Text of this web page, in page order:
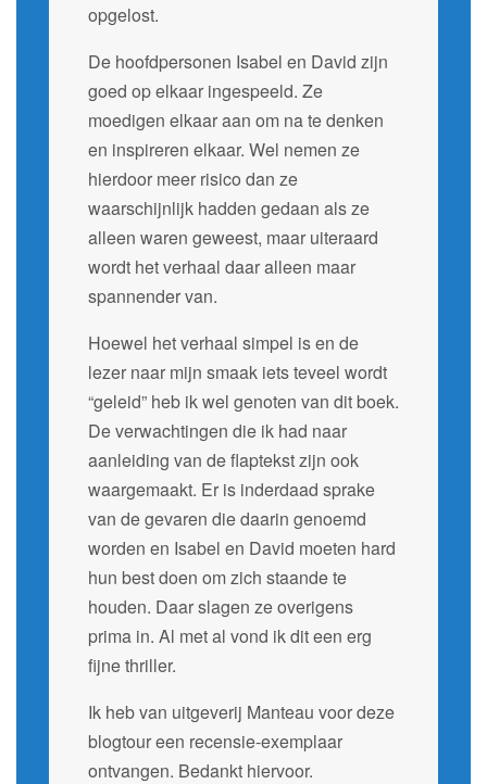
opgelost.
De hoofdpersonen Isabel en David zijn
goed op elkaar ingespeeld. Ze
moedigen elkaar aan om na te denken
en inspireren elkaar. Wel nemen ze
hierdoor meer risico dan ze
waarschijnlijk hadden gedaan als ze
alleen waren geweest, maar uiteraard
wordt het verhaal daar alleen maar
spannender van.
Hoewel het verhaal simpel is en de
lezer naar mijn smaak iets teveel wordt
“geleid” heb ik wel genoten van dit boek.
De verwachtingen die ik had naar
aanleiding van de flaptekst zijn ook
waargemaakt. Er is inderdaad sprake
van de gevaren die daarin genoemd
worden en Isabel en David moeten hard
hun best doen om zich staande te
houden. Daar slagen ze overigens
prima in. Al met al vond ik dit een erg
fijne thriller.
Ik heb van uitgeverij Manteau voor deze
blogtour een recensie-exemplaar
ontvangen. Bedankt hiervoor.